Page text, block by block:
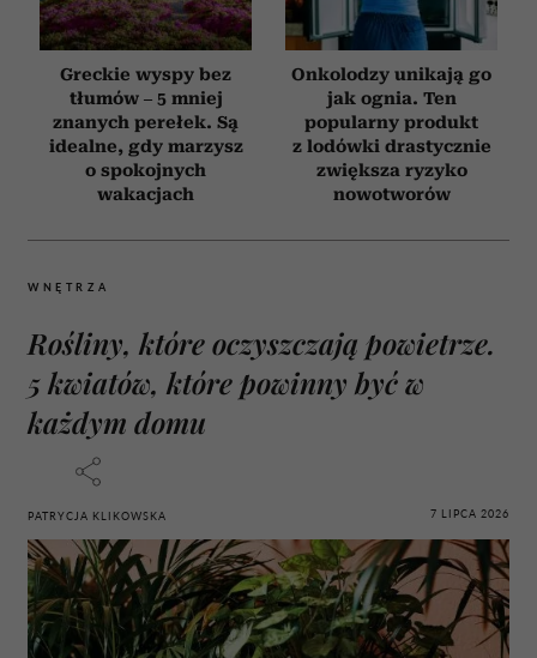
Greckie wyspy bez
tłumów – 5 mniej
znanych perełek. Są
idealne, gdy marzysz
o spokojnych
wakacjach
Onkolodzy unikają go
jak ognia. Ten
popularny produkt
z lodówki drastycznie
zwiększa ryzyko
nowotworów
WNĘTRZA
Rośliny, które oczyszczają powietrze.
5 kwiatów, które powinny być w
każdym domu
PATRYCJA KLIKOWSKA 7 LIPCA 2026